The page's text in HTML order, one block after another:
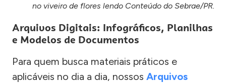
no viveiro de flores lendo Conteúdo do Sebrae/PR.
Arquivos Digitais: Infográficos, Planilhas
e Modelos de Documentos
Para quem busca materiais práticos e
aplicáveis no dia a dia, nossos Arquivos